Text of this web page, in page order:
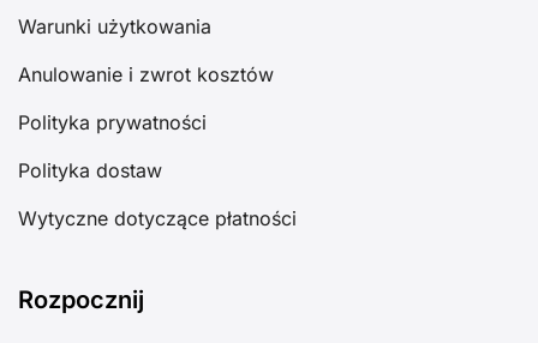
Warunki użytkowania
Anulowanie i zwrot kosztów
Polityka prywatności
Polityka dostaw
Wytyczne dotyczące płatności
Rozpocznij